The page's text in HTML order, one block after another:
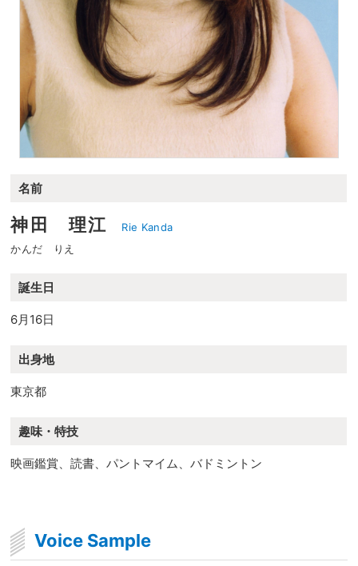
名前
神田 理江
Rie Kanda
かんだ りえ
誕生日
6月16日
出身地
東京都
趣味・特技
映画鑑賞、読書、パントマイム、バドミントン
Voice Sample